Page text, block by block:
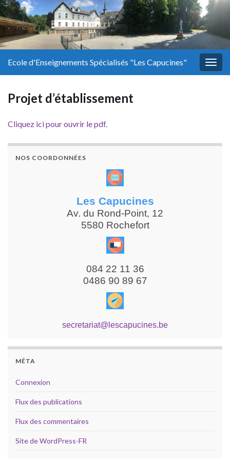
Ecole d'Enseignements Spécialisés "Les Capucines"
Projet d’établissement
Cliquez ici pour ouvrir le pdf.
NOS COORDONNÉES
Les Capucines
Av. du Rond-Point, 12
5580 Rochefort
084 22 11 36
0486 90 89 67
secretariat@lescapucines.be
MÉTA
Connexion
Flux des publications
Flux des commentaires
Site de WordPress-FR